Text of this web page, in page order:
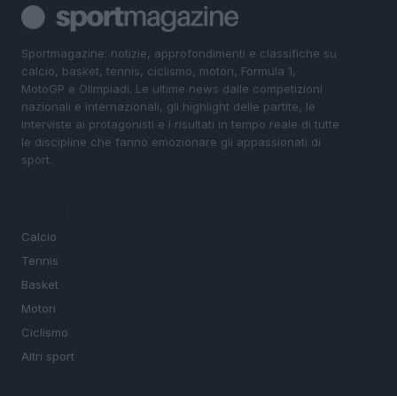
Sportmagazine: notizie, approfondimenti e classifiche su
calcio, basket, tennis, ciclismo, motori, Formula 1,
MotoGP e Olimpiadi. Le ultime news dalle competizioni
nazionali e internazionali, gli highlight delle partite, le
interviste ai protagonisti e i risultati in tempo reale di tutte
le discipline che fanno emozionare gli appassionati di
sport.
Calcio
Tennis
Basket
Motori
Ciclismo
Altri sport